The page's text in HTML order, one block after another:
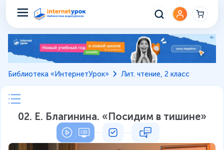
Библиотека «ИнтернетУрок» Лит. чтение, 2 класс
02. Е. Благинина. «Посидим в тишине»